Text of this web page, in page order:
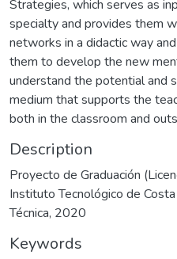
Strategies, which serves as
specialty and provides them
networks in a didactic way
them to develop the new
understand the potential and
medium that supports the
both in the classroom and
Description
Proyecto de Graduación
Instituto Tecnológico de
Técnica, 2020
Keywords